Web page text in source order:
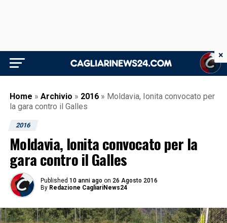
Home » Archivio » 2016 » Moldavia, Ionita convocato per
la gara contro il Galles
2016
Moldavia, Ionita convocato per la
gara contro il Galles
Published 10 anni ago on 26 Agosto 2016
By Redazione CagliariNews24
×